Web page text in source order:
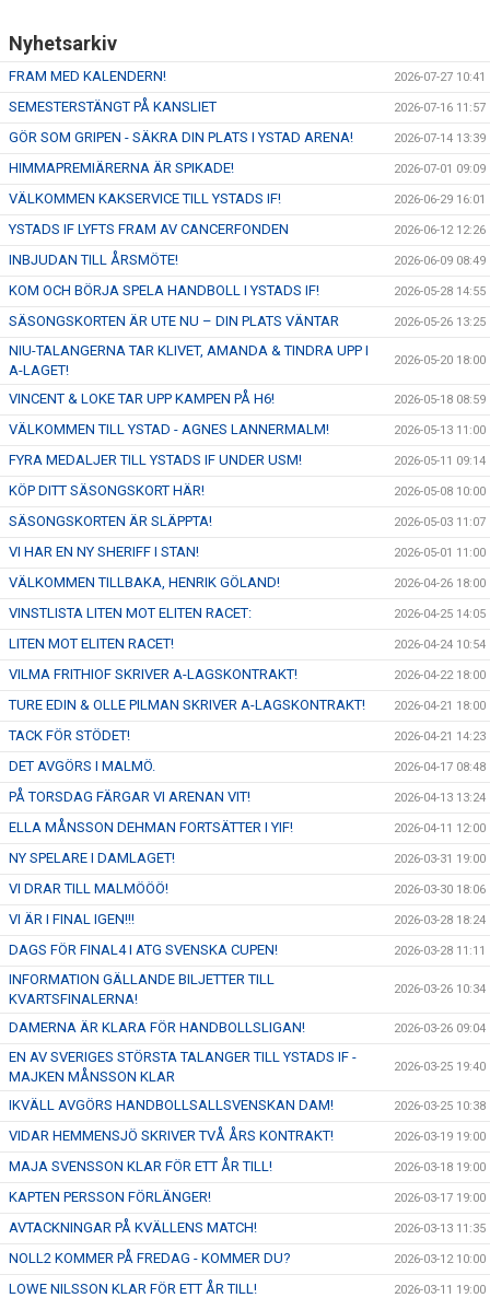
Nyhetsarkiv
FRAM MED KALENDERN! 2026-07-27 10:41
SEMESTERSTÄNGT PÅ KANSLIET 2026-07-16 11:57
GÖR SOM GRIPEN - SÄKRA DIN PLATS I YSTAD ARENA! 2026-07-14 13:39
HIMMAPREMIÄRERNA ÄR SPIKADE! 2026-07-01 09:09
VÄLKOMMEN KAKSERVICE TILL YSTADS IF! 2026-06-29 16:01
YSTADS IF LYFTS FRAM AV CANCERFONDEN 2026-06-12 12:26
INBJUDAN TILL ÅRSMÖTE! 2026-06-09 08:49
KOM OCH BÖRJA SPELA HANDBOLL I YSTADS IF! 2026-05-28 14:55
SÄSONGSKORTEN ÄR UTE NU – DIN PLATS VÄNTAR 2026-05-26 13:25
NIU-TALANGERNA TAR KLIVET, AMANDA & TINDRA UPP I
A-LAGET!
2026-05-20 18:00
VINCENT & LOKE TAR UPP KAMPEN PÅ H6! 2026-05-18 08:59
VÄLKOMMEN TILL YSTAD - AGNES LANNERMALM! 2026-05-13 11:00
FYRA MEDALJER TILL YSTADS IF UNDER USM! 2026-05-11 09:14
KÖP DITT SÄSONGSKORT HÄR! 2026-05-08 10:00
SÄSONGSKORTEN ÄR SLÄPPTA! 2026-05-03 11:07
VI HAR EN NY SHERIFF I STAN! 2026-05-01 11:00
VÄLKOMMEN TILLBAKA, HENRIK GÖLAND! 2026-04-26 18:00
VINSTLISTA LITEN MOT ELITEN RACET: 2026-04-25 14:05
LITEN MOT ELITEN RACET! 2026-04-24 10:54
VILMA FRITHIOF SKRIVER A-LAGSKONTRAKT! 2026-04-22 18:00
TURE EDIN & OLLE PILMAN SKRIVER A-LAGSKONTRAKT! 2026-04-21 18:00
TACK FÖR STÖDET! 2026-04-21 14:23
DET AVGÖRS I MALMÖ. 2026-04-17 08:48
PÅ TORSDAG FÄRGAR VI ARENAN VIT! 2026-04-13 13:24
ELLA MÅNSSON DEHMAN FORTSÄTTER I YIF! 2026-04-11 12:00
NY SPELARE I DAMLAGET! 2026-03-31 19:00
VI DRAR TILL MALMÖÖÖ! 2026-03-30 18:06
VI ÄR I FINAL IGEN!!! 2026-03-28 18:24
DAGS FÖR FINAL4 I ATG SVENSKA CUPEN! 2026-03-28 11:11
INFORMATION GÄLLANDE BILJETTER TILL
KVARTSFINALERNA!
2026-03-26 10:34
DAMERNA ÄR KLARA FÖR HANDBOLLSLIGAN! 2026-03-26 09:04
EN AV SVERIGES STÖRSTA TALANGER TILL YSTADS IF -
MAJKEN MÅNSSON KLAR
2026-03-25 19:40
IKVÄLL AVGÖRS HANDBOLLSALLSVENSKAN DAM! 2026-03-25 10:38
VIDAR HEMMENSJÖ SKRIVER TVÅ ÅRS KONTRAKT! 2026-03-19 19:00
MAJA SVENSSON KLAR FÖR ETT ÅR TILL! 2026-03-18 19:00
KAPTEN PERSSON FÖRLÄNGER! 2026-03-17 19:00
AVTACKNINGAR PÅ KVÄLLENS MATCH! 2026-03-13 11:35
NOLL2 KOMMER PÅ FREDAG - KOMMER DU? 2026-03-12 10:00
LOWE NILSSON KLAR FÖR ETT ÅR TILL! 2026-03-11 19:00